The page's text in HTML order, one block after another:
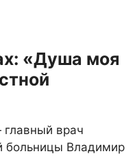
«Душа моя
врач
больницы Владимир